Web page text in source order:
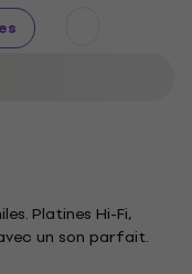
Platines Hi-Fi,
un son parfait.